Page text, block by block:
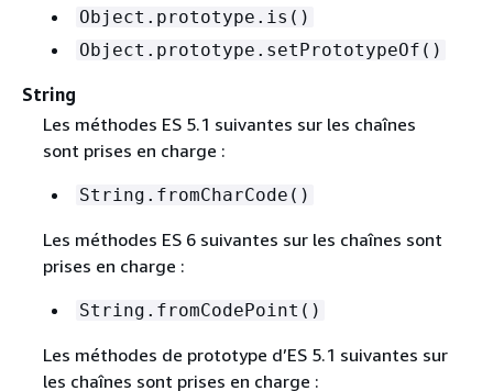
Object.prototype.is()
Object.prototype.setPrototypeOf()
String
Les méthodes ES 5.1 suivantes sur les chaînes
sont prises en charge :
String.fromCharCode()
Les méthodes ES 6 suivantes sur les chaînes sont
prises en charge :
String.fromCodePoint()
Les méthodes de prototype d’ES 5.1 suivantes sur
les chaînes sont prises en charge :